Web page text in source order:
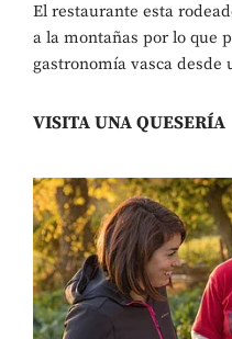
El restaurante esta
a la montañas por lo que
gastronomía vasca
VISITA UNA QUESERÍA